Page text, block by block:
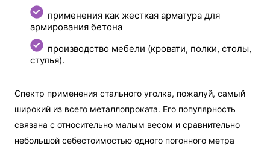
применения как жесткая арматура для
армирования бетона
производство мебели (кровати, полки, столы,
стулья).
Спектр применения стального уголка, пожалуй, самый
широкий из всего металлопроката. Его популярность
связана с относительно малым весом и сравнительно
небольшой себестоимостью одного погонного метра